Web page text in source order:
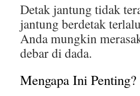
Detak jantung tidak
jantung berdetak
Anda mungkin
debar di dada.
Mengapa Ini Penting?